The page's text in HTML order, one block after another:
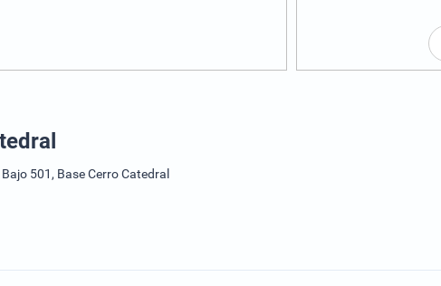
Bajo 501, Base Cerro Catedral